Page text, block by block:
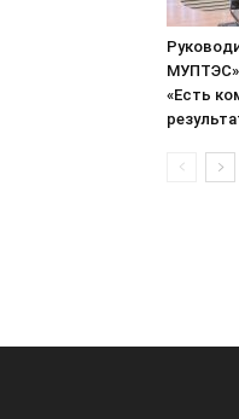
МУПТЭС»
«Есть